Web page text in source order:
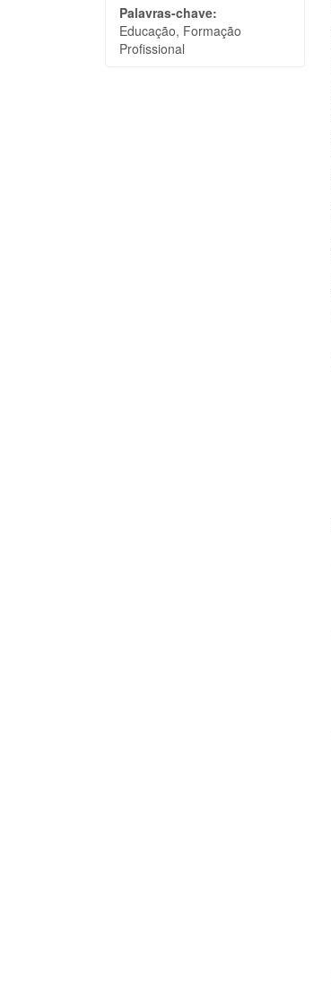
Palavras-chave:
Educação, Formação
Profissional